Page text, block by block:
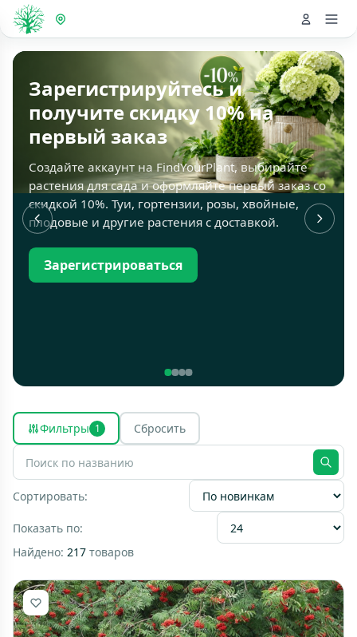
Зарегистрируйтесь и
получите скидку 10% на
первый заказ
Создайте аккаунт на FindYourPlant, выбирайте
растения для сада и оформляйте первый заказ со
скидкой 10%. Туи, гортензии, розы, хвойные,
плодовые и другие растения с доставкой.
Зарегистрироваться
Фильтры 1 Сбросить
Сортировать:
Показать по:
Найдено: 217 товаров